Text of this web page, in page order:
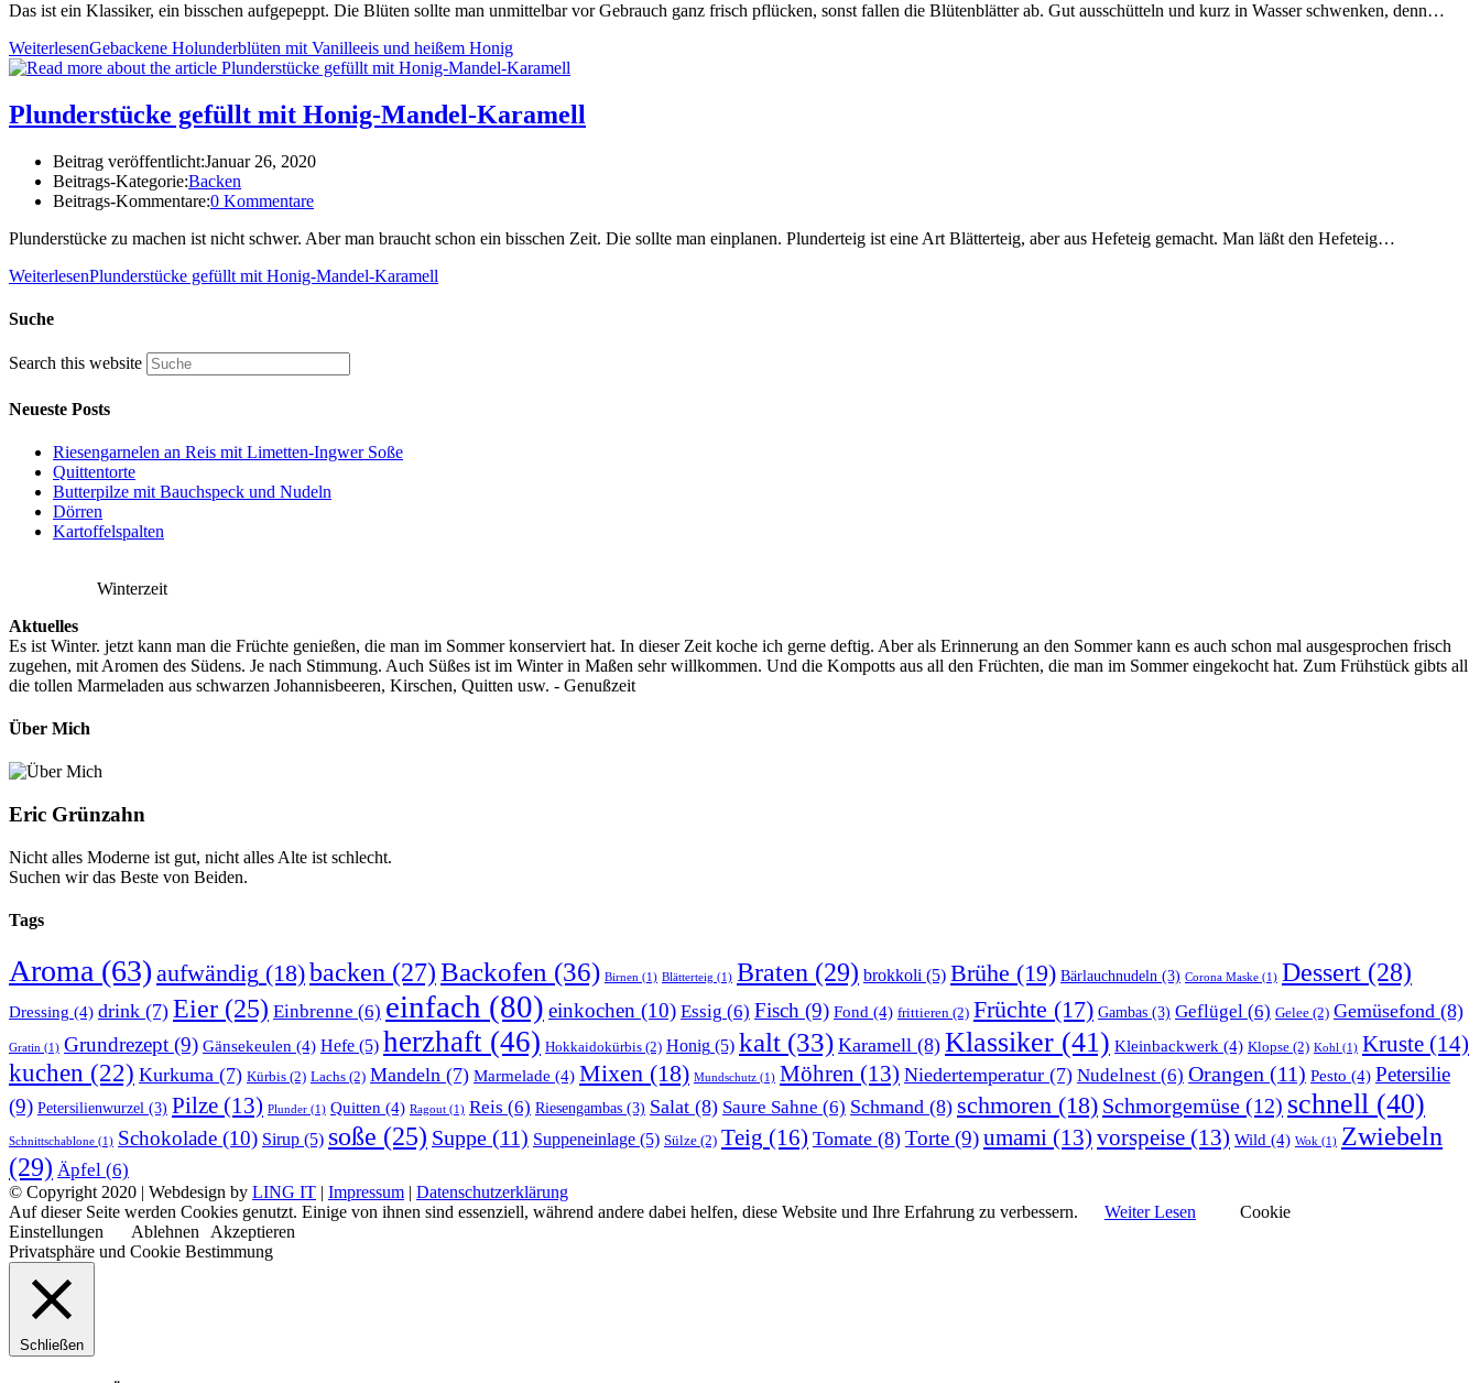
Das ist ein Klassiker, ein bisschen aufgepeppt. Die Blüten sollte man unmittelbar vor Gebrauch ganz frisch pflücken, sonst fallen die Blütenblätter ab. Gut ausschütteln und kurz in Wasser schwenken, denn…
WeiterlesenGebackene Holunderblüten mit Vanilleeis und heißem Honig
Plunderstücke gefüllt mit Honig-Mandel-Karamell
Beitrag veröffentlicht:Januar 26, 2020
Beitrags-Kategorie:Backen
Beitrags-Kommentare:0 Kommentare
Plunderstücke zu machen ist nicht schwer. Aber man braucht schon ein bisschen Zeit. Die sollte man einplanen. Plunderteig ist eine Art Blätterteig, aber aus Hefeteig gemacht. Man läßt den Hefeteig…
WeiterlesenPlunderstücke gefüllt mit Honig-Mandel-Karamell
Suche
Search this website
Neueste Posts
Riesengarnelen an Reis mit Limetten-Ingwer Soße
Quittentorte
Butterpilze mit Bauchspeck und Nudeln
Dörren
Kartoffelspalten
Winterzeit
Aktuelles
Es ist Winter. jetzt kann man die Früchte genießen, die man im Sommer konserviert hat. In dieser Zeit koche ich gerne deftig. Aber als Erinnerung an den Sommer kann es auch schon mal ausgesprochen frisch
zugehen, mit Aromen des Südens. Je nach Stimmung. Auch Süßes ist im Winter in Maßen sehr willkommen. Und die Kompotts aus all den Früchten, die man im Sommer eingekocht hat. Zum Frühstück gibts all
die tollen Marmeladen aus schwarzen Johannisbeeren, Kirschen, Quitten usw. - Genußzeit
Über Mich
Eric Grünzahn
Nicht alles Moderne ist gut, nicht alles Alte ist schlecht.
Suchen wir das Beste von Beiden.
Tags
Aroma (63) aufwändig (18)backen (27)Backofen (36) Birnen (1) Blätterteig (1) Braten (29) brokkoli (5) Brühe (19) Bärlauchnudeln (3) Corona Maske (1) Dessert (28)
Dressing (4) drink (7) Eier (25) Einbrenne (6) einfach (80) einkochen (10) Essig (6) Fisch (9) Fond (4) frittieren (2) Früchte (17) Gambas (3) Geflügel (6) Gelee (2) Gemüsefond (8)
Gratin (1) Grundrezept (9) Gänsekeulen (4) Hefe (5) herzhaft (46) Hokkaidokürbis (2) Honig (5) kalt (33) Karamell (8) Klassiker (41) Kleinbackwerk (4) Klopse (2) Kohl (1) Kruste (14)
kuchen (22) Kurkuma (7) Kürbis (2) Lachs (2) Mandeln (7) Marmelade (4) Mixen (18) Mundschutz (1) Möhren (13) Niedertemperatur (7) Nudelnest (6) Orangen (11) Pesto (4) Petersilie
(9) Petersilienwurzel (3) Pilze (13) Plunder (1) Quitten (4) Ragout (1) Reis (6) Riesengambas (3) Salat (8) Saure Sahne (6) Schmand (8) schmoren (18) Schmorgemüse (12) schnell (40)
Schnittschablone (1) Schokolade (10) Sirup (5) soße (25) Suppe (11) Suppeneinlage (5) Sülze (2) Teig (16) Tomate (8) Torte (9)umami (13) vorspeise (13) Wild (4) Wok (1) Zwiebeln
(29) Äpfel (6)
© Copyright 2020 | Webdesign by LING IT | Impressum | Datenschutzerklärung
Auf dieser Seite werden Cookies genutzt. Einige von ihnen sind essenziell, während andere dabei helfen, diese Website und Ihre Erfahrung zu verbessern.
Weiter Lesen
Cookie
Einstellungen
Ablehnen Akzeptieren
Privatsphäre und Cookie Bestimmung
Schließen